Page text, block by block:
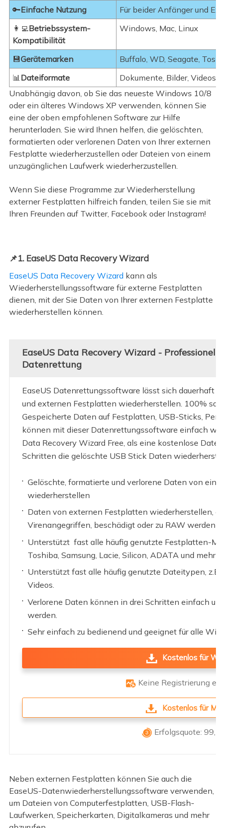
🔑Einfache Nutzung
Für beider Anfänger und
👩‍💻Betriebssystem-
Kompatibilität
Windows, Mac, Linux
💾Gerätemarken
Buffalo, WD, Seagate,
📊Dateiformate
Dokumente, Bilder, Videos,
Unabhängig davon, ob Sie das neueste Windows 10/8
oder ein älteres Windows XP verwenden, können Sie
eine der oben empfohlenen Software zur Hilfe
herunterladen. Sie wird Ihnen helfen, die gelöschten,
formatierten oder verlorenen Daten von Ihrer externen
Festplatte wiederherzustellen oder Dateien von einem
unzugänglichen Laufwerk wiederherzustellen.
Wenn Sie diese Programme zur Wiederherstellung
externer Festplatten hilfreich fanden, teilen Sie sie mit
Ihren Freunden auf Twitter, Facebook oder Instagram!
📌1. EaseUS Data Recovery Wizard
EaseUS Data Recovery Wizard kann als
Wiederherstellungssoftware für externe Festplatten
dienen, mit der Sie Daten von Ihrer externen Festplatte
wiederherstellen können.
EaseUS Data Recovery Wizard -
Datenrettung
EaseUS Datenrettungssoftware lässt sich dauerhaft
und externen Festplatten wiederherstellen. 100%
Gespeicherte Daten auf Festplatten, USB-Sticks, Pen
können mit dieser Datenrettungssoftware einfach
Data Recovery Wizard Free, als eine kostenlose
Schritten die gelöschte USB Stick Daten
Gelöschte, formatierte und verlorene Daten von
wiederherstellen
Daten von externen Festplatten wiederherstellen,
Virenangegriffen, beschädigt oder zu RAW werden
Unterstützt fast alle häufig genutzte Festplatten-
Toshiba, Samsung, Lacie, Silicon, ADATA und mehr
Unterstützt fast alle häufig genutzte Dateitypen,
Videos.
Verlorene Daten können in drei Schritten einfach
werden.
Sehr einfach zu bedienend und geeignet für alle
Kostenlos für Win
 Keine Registrierung
Kostenlos für Mac
 Erfolgsquote:
Neben externen Festplatten können Sie auch die
EaseUS-Datenwiederherstellungssoftware verwenden,
um Dateien von Computerfestplatten, USB-Flash-
Laufwerken, Speicherkarten, Digitalkameras und mehr